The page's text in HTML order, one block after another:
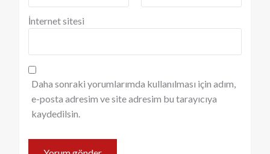
İnternet sitesi
Daha sonraki yorumlarımda kullanılması için adım,
e-posta adresim ve site adresim bu tarayıcıya
kaydedilsin.